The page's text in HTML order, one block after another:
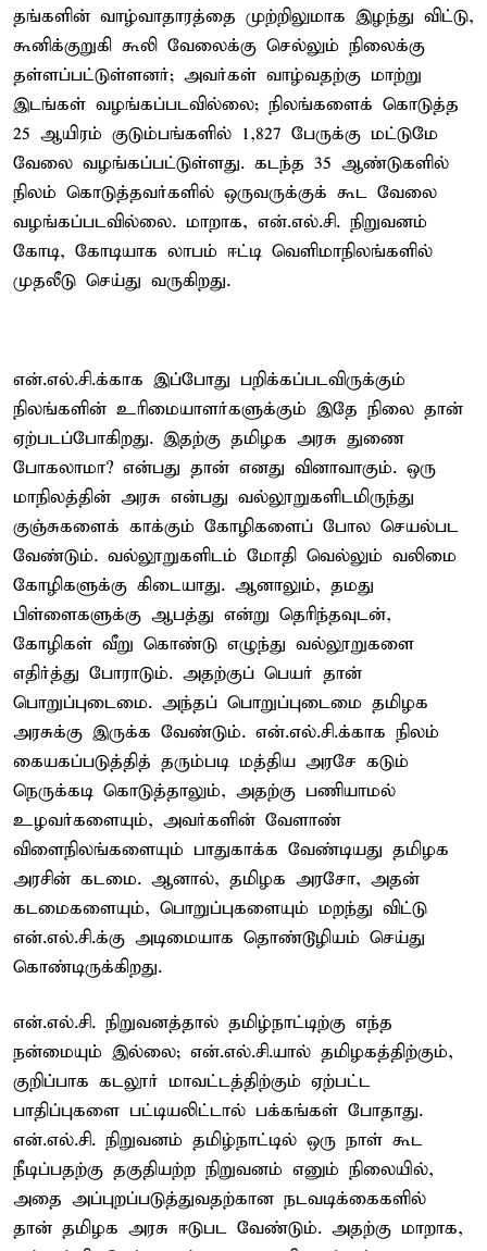
தங்களின் வாழ்வாதாரத்தை முற்றிலுமாக இழந்து விட்டு,
கூனிக்குறுகி கூலி வேலைக்கு செல்லும் நிலைக்கு
தள்ளப்பட்டுள்ளனர்; அவர்கள் வாழ்வதற்கு மாற்று
இடங்கள் வழங்கப்படவில்லை; நிலங்களைக் கொடுத்த
25 ஆயிரம் குடும்பங்களில் 1,827 பேருக்கு மட்டுமே
வேலை வழங்கப்பட்டுள்ளது. கடந்த 35 ஆண்டுகளில்
நிலம் கொடுத்தவர்களில் ஒருவருக்குக் கூட வேலை
வழங்கப்படவில்லை. மாறாக, என்.எல்.சி. நிறுவனம்
கோடி, கோடியாக லாபம் ஈட்டி வெளிமாநிலங்களில்
முதலீடு செய்து வருகிறது.
என்.எல்.சி.க்காக இப்போது பறிக்கப்படவிருக்கும்
நிலங்களின் உரிமையாளர்களுக்கும் இதே நிலை தான்
ஏற்படப்போகிறது. இதற்கு தமிழக அரசு துணை
போகலாமா? என்பது தான் எனது வினாவாகும். ஒரு
மாநிலத்தின் அரசு என்பது வல்லூறுகளிடமிருந்து
குஞ்சுகளைக் காக்கும் கோழிகளைப் போல செயல்பட
வேண்டும். வல்லூறுகளிடம் மோதி வெல்லும் வலிமை
கோழிகளுக்கு கிடையாது. ஆனாலும், தமது
பிள்ளைகளுக்கு ஆபத்து என்று தெரிந்தவுடன்,
கோழிகள் வீறு கொண்டு எழுந்து வல்லூறுகளை
எதிர்த்து போராடும். அதற்குப் பெயர் தான்
பொறுப்புடைமை. அந்தப் பொறுப்புடைமை தமிழக
அரசுக்கு இருக்க வேண்டும். என்.எல்.சி.க்காக நிலம்
கையகப்படுத்தித் தரும்படி மத்திய அரசே கடும்
நெருக்கடி கொடுத்தாலும், அதற்கு பணியாமல்
உழவர்களையும், அவர்களின் வேளாண்
விளைநிலங்களையும் பாதுகாக்க வேண்டியது தமிழக
அரசின் கடமை. ஆனால், தமிழக அரசோ, அதன்
கடமைகளையும், பொறுப்புகளையும் மறந்து விட்டு
என்.எல்.சி.க்கு அடிமையாக தொண்டூழியம் செய்து
கொண்டிருக்கிறது.
என்.எல்.சி. நிறுவனத்தால் தமிழ்நாட்டிற்கு எந்த
நன்மையும் இல்லை; என்.எல்.சி.யால் தமிழகத்திற்கும்,
குறிப்பாக கடலூர் மாவட்டத்திற்கும் ஏற்பட்ட
பாதிப்புகளை பட்டியலிட்டால் பக்கங்கள் போதாது.
என்.எல்.சி. நிறுவனம் தமிழ்நாட்டில் ஒரு நாள் கூட
நீடிப்பதற்கு தகுதியற்ற நிறுவனம் எனும் நிலையில்,
அதை அப்புறப்படுத்துவதற்கான நடவடிக்கைகளில்
தான் தமிழக அரசு ஈடுபட வேண்டும். அதற்கு மாறாக,